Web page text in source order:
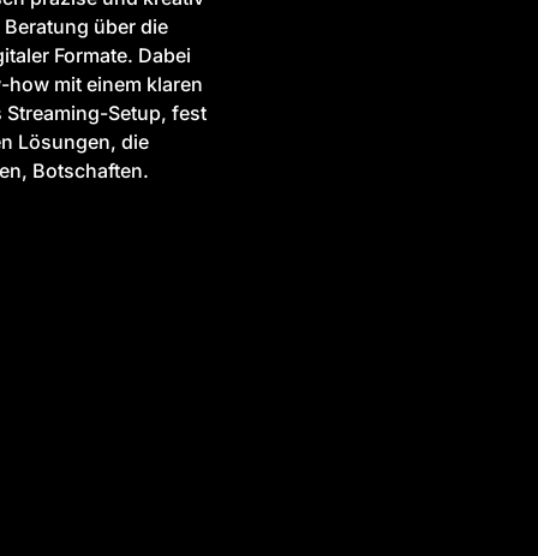
über die
Formate. Dabei
mit einem klaren
Setup, fest
Lösungen, die
Botschaften.